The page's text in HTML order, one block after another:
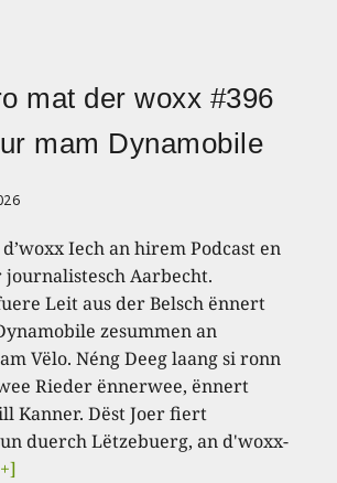
mat der woxx #396
mam Dynamobile
Iech an hirem Podcast en
Aarbecht.
Leit aus der Belsch ënnert
zesummen an
Vëlo. Néng Deeg laang si ronn
Rieder ënnerwee, ënnert
Kanner. Dëst Joer fiert
duerch Lëtzebuerg, an d'woxx-